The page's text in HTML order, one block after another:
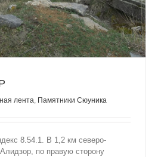
лента, Памятники Сюуника
8.54.1. В 1,2 км северо-
по правую сторону